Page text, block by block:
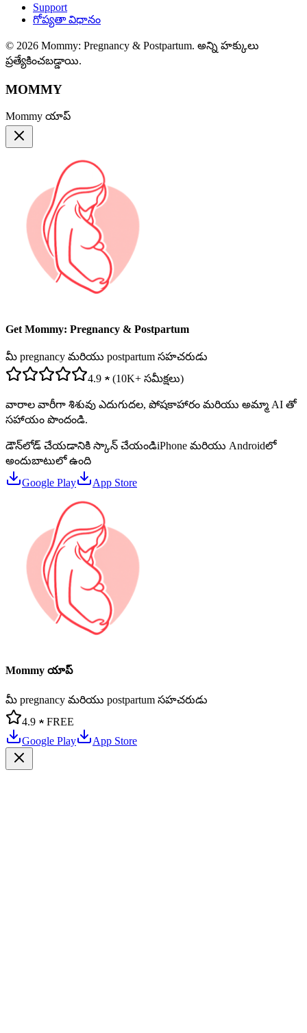
Support
గోప్యతా విధానం
© 2026 Mommy: Pregnancy & Postpartum. అన్ని హక్కులు
ప్రత్యేకించబడ్డాయి.
MOMMY
Mommy యాప్
Get Mommy: Pregnancy & Postpartum
మీ pregnancy మరియు postpartum సహచరుడు
4.9 ★ (10K+ సమీక్షలు)
వారాల వారీగా శిశువు ఎదుగుదల, పోషకాహారం మరియు అమ్మా AI తో
సహాయం పొందండి.
డౌన్‌లోడ్ చేయడానికి స్కాన్ చేయండిiPhone మరియు Androidలో
అందుబాటులో ఉంది
Google Play
App Store
Mommy యాప్
మీ pregnancy మరియు postpartum సహచరుడు
4.9 ★ FREE
Google Play
App Store